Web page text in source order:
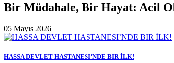
Bir Müdahale, Bir Hayat: Acil
05 Mayıs 2026
HASSA DEVLET HASTANESI’NDE BIR İLK!